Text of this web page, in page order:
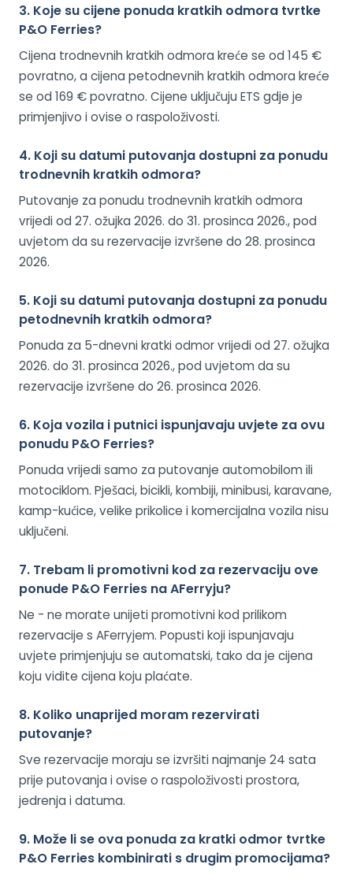
3. Koje su cijene ponuda kratkih odmora tvrtke
P&O Ferries?
Cijena trodnevnih kratkih odmora kreće se od 145 €
povratno, a cijena petodnevnih kratkih odmora kreće
se od 169 € povratno. Cijene uključuju ETS gdje je
primjenjivo i ovise o raspoloživosti.
4. Koji su datumi putovanja dostupni za ponudu
trodnevnih kratkih odmora?
Putovanje za ponudu trodnevnih kratkih odmora
vrijedi od 27. ožujka 2026. do 31. prosinca 2026., pod
uvjetom da su rezervacije izvršene do 28. prosinca
2026.
5. Koji su datumi putovanja dostupni za ponudu
petodnevnih kratkih odmora?
Ponuda za 5-dnevni kratki odmor vrijedi od 27. ožujka
2026. do 31. prosinca 2026., pod uvjetom da su
rezervacije izvršene do 26. prosinca 2026.
6. Koja vozila i putnici ispunjavaju uvjete za ovu
ponudu P&O Ferries?
Ponuda vrijedi samo za putovanje automobilom ili
motociklom. Pješaci, bicikli, kombiji, minibusi, karavane,
kamp-kućice, velike prikolice i komercijalna vozila nisu
uključeni.
7. Trebam li promotivni kod za rezervaciju ove
ponude P&O Ferries na AFerryju?
Ne - ne morate unijeti promotivni kod prilikom
rezervacije s AFerryjem. Popusti koji ispunjavaju
uvjete primjenjuju se automatski, tako da je cijena
koju vidite cijena koju plaćate.
8. Koliko unaprijed moram rezervirati
putovanje?
Sve rezervacije moraju se izvršiti najmanje 24 sata
prije putovanja i ovise o raspoloživosti prostora,
jedrenja i datuma.
9. Može li se ova ponuda za kratki odmor tvrtke
P&O Ferries kombinirati s drugim promocijama?